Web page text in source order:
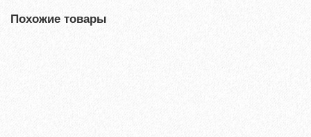
Похожие товары